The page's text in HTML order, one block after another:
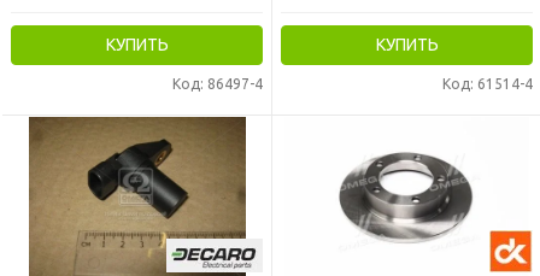
КУПИТЬ
Код: 86497-4
КУПИТЬ
Код: 61514-4